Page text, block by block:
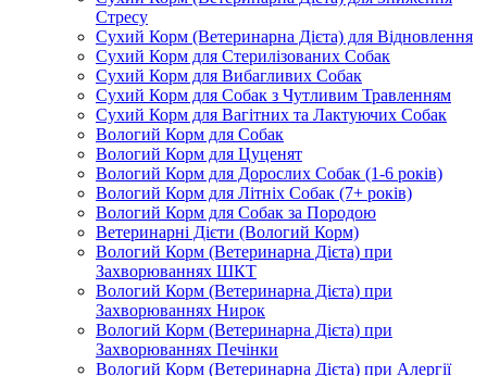
Стресу
Сухий Корм (Ветеринарна Дієта) для Відновлення
Сухий Корм для Стерилізованих Собак
Сухий Корм для Вибагливих Собак
Сухий Корм для Собак з Чутливим Травленням
Сухий Корм для Вагітних та Лактуючих Собак
Вологий Корм для Собак
Вологий Корм для Цуценят
Вологий Корм для Дорослих Собак (1-6 років)
Вологий Корм для Літніх Собак (7+ років)
Вологий Корм для Собак за Породою
Ветеринарні Дієти (Вологий Корм)
Вологий Корм (Ветеринарна Дієта) при
Захворюваннях ШКТ
Вологий Корм (Ветеринарна Дієта) при
Захворюваннях Нирок
Вологий Корм (Ветеринарна Дієта) при
Захворюваннях Печінки
Вологий Корм (Ветеринарна Дієта) при Алергії